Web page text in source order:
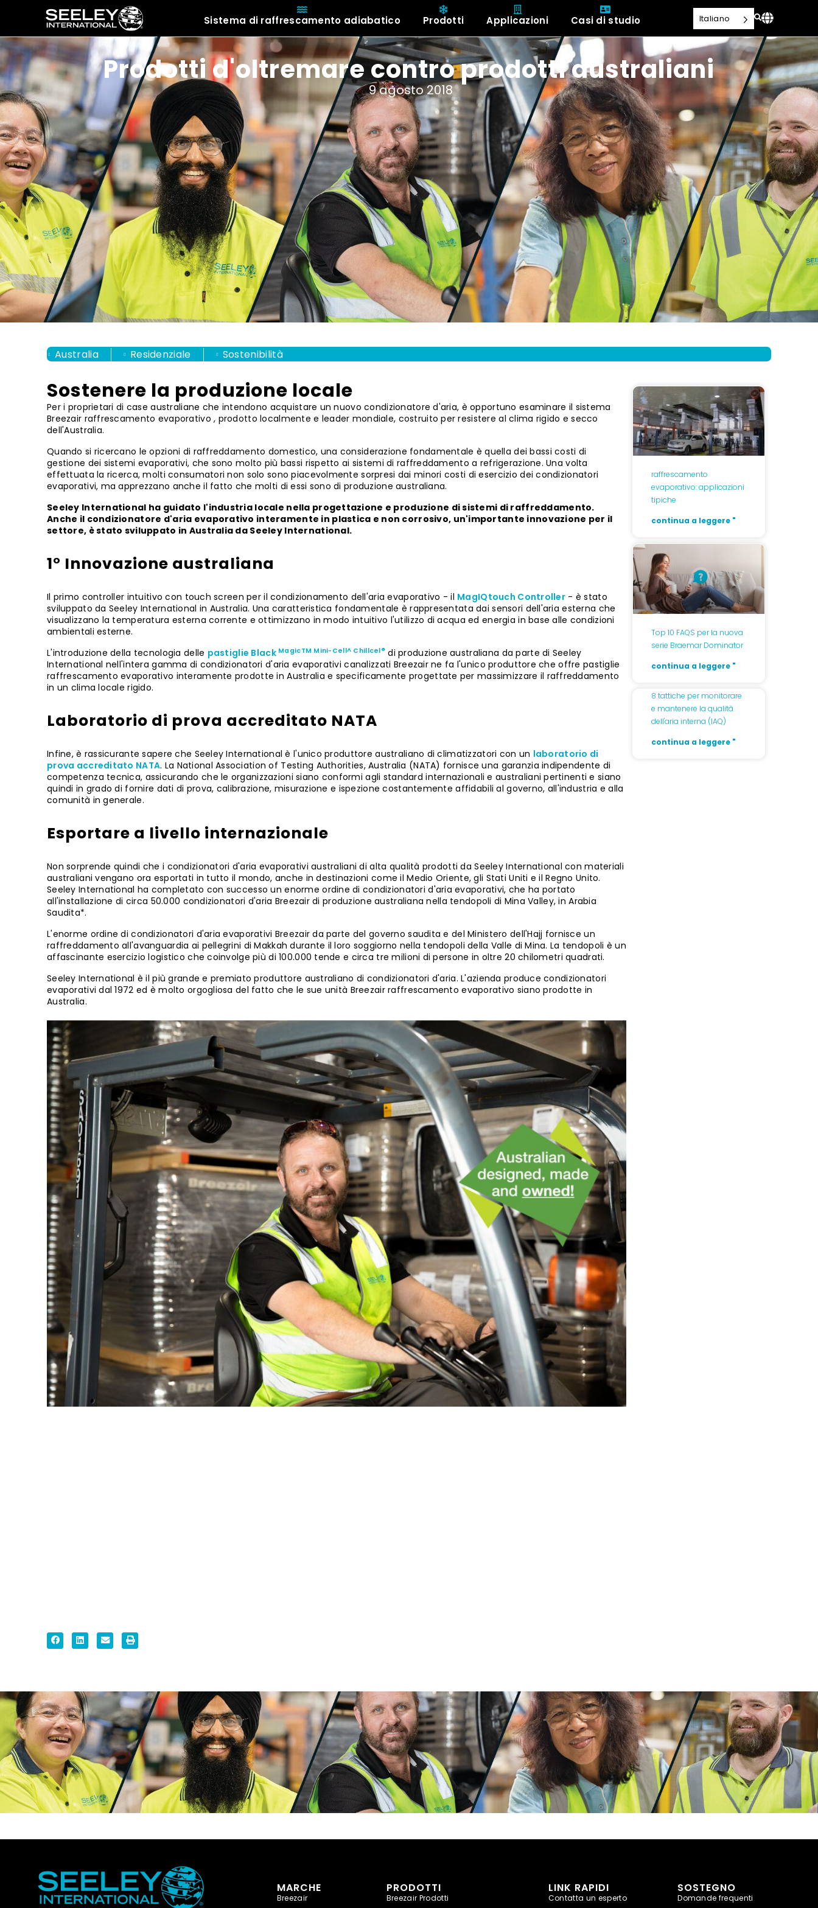
Sistema di raffrescamento adiabatico Prodotti Applicazioni Casi di studio
Risorse Circa
Italiano
Prodotti d'oltremare contro prodotti australiani
9 agosto 2018
Australia Residenziale Sostenibilità
Sostenere la produzione locale
Per i proprietari di case australiane che intendono acquistare un nuovo condizionatore d'aria, è opportuno esaminare il sistema
Breezair raffrescamento evaporativo , prodotto localmente e leader mondiale, costruito per resistere al clima rigido e secco
dell'Australia.
Quando si ricercano le opzioni di raffreddamento domestico, una considerazione fondamentale è quella dei bassi costi di
gestione dei sistemi evaporativi, che sono molto più bassi rispetto ai sistemi di raffreddamento a refrigerazione. Una volta
effettuata la ricerca, molti consumatori non solo sono piacevolmente sorpresi dai minori costi di esercizio dei condizionatori
evaporativi, ma apprezzano anche il fatto che molti di essi sono di produzione australiana.
Seeley International ha guidato l'industria locale nella progettazione e produzione di sistemi di raffreddamento.
Anche il condizionatore d'aria evaporativo interamente in plastica e non corrosivo, un'importante innovazione per il
settore, è stato sviluppato in Australia da Seeley International.
1° Innovazione australiana
Il primo controller intuitivo con touch screen per il condizionamento dell'aria evaporativo - il MagIQtouch Controller - è stato
sviluppato da Seeley International in Australia. Una caratteristica fondamentale è rappresentata dai sensori dell'aria esterna che
visualizzano la temperatura esterna corrente e ottimizzano in modo intuitivo l'utilizzo di acqua ed energia in base alle condizioni
ambientali esterne.
L'introduzione della tecnologia delle pastiglie Black MagicTM Mini-Cell^ Chillcel® di produzione australiana da parte di Seeley
International nell'intera gamma di condizionatori d'aria evaporativi canalizzati Breezair ne fa l'unico produttore che offre pastiglie
raffrescamento evaporativo interamente prodotte in Australia e specificamente progettate per massimizzare il raffreddamento
in un clima locale rigido.
Laboratorio di prova accreditato NATA
Infine, è rassicurante sapere che Seeley International è l'unico produttore australiano di climatizzatori con un laboratorio di
prova accreditato NATA. La National Association of Testing Authorities, Australia (NATA) fornisce una garanzia indipendente di
competenza tecnica, assicurando che le organizzazioni siano conformi agli standard internazionali e australiani pertinenti e siano
quindi in grado di fornire dati di prova, calibrazione, misurazione e ispezione costantemente affidabili al governo, all'industria e alla
comunità in generale.
Esportare a livello internazionale
Non sorprende quindi che i condizionatori d'aria evaporativi australiani di alta qualità prodotti da Seeley International con materiali
australiani vengano ora esportati in tutto il mondo, anche in destinazioni come il Medio Oriente, gli Stati Uniti e il Regno Unito.
Seeley International ha completato con successo un enorme ordine di condizionatori d'aria evaporativi, che ha portato
all'installazione di circa 50.000 condizionatori d'aria Breezair di produzione australiana nella tendopoli di Mina Valley, in Arabia
Saudita*.
L'enorme ordine di condizionatori d'aria evaporativi Breezair da parte del governo saudita e del Ministero dell'Hajj fornisce un
raffreddamento all'avanguardia ai pellegrini di Makkah durante il loro soggiorno nella tendopoli della Valle di Mina. La tendopoli è un
affascinante esercizio logistico che coinvolge più di 100.000 tende e circa tre milioni di persone in oltre 20 chilometri quadrati.
Seeley International è il più grande e premiato produttore australiano di condizionatori d'aria. L'azienda produce condizionatori
evaporativi dal 1972 ed è molto orgogliosa del fatto che le sue unità Breezair raffrescamento evaporativo siano prodotte in
Australia.
raffrescamento
evaporativo: applicazioni
tipiche
continua a leggere "
Top 10 FAQS per la nuova
serie Braemar Dominator
continua a leggere "
8 tattiche per monitorare
e mantenere la qualità
dell'aria interna (IAQ)
continua a leggere "
MARCHE
Breezair
PRODOTTI
Breezair Prodotti
LINK RAPIDI
Contatta un esperto
SOSTEGNO
Domande frequenti